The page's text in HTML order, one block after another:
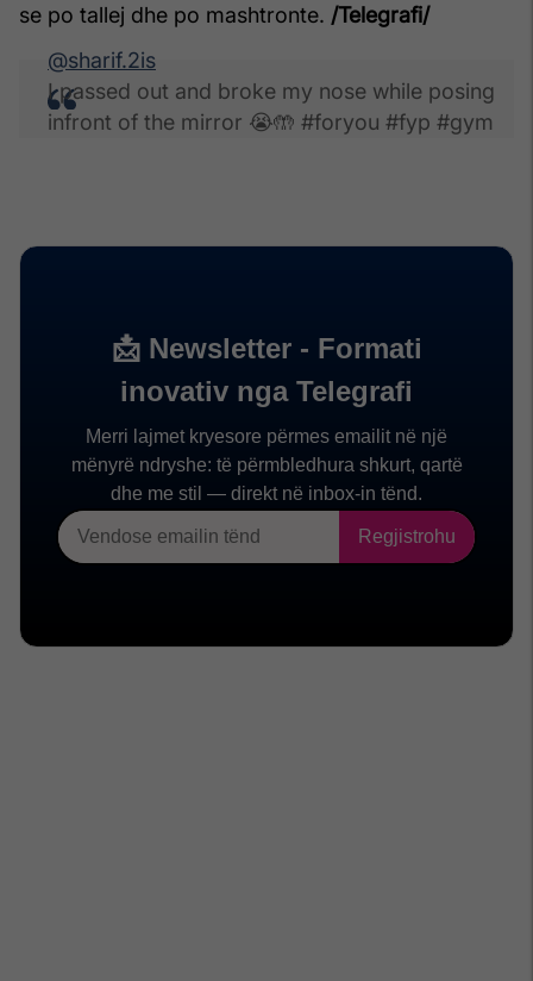
se po tallej dhe po mashtronte. /Telegrafi/
@sharif.2is
I passed out and broke my nose while posing
infront of the mirror 😭🤲 #foryou #fyp #gym